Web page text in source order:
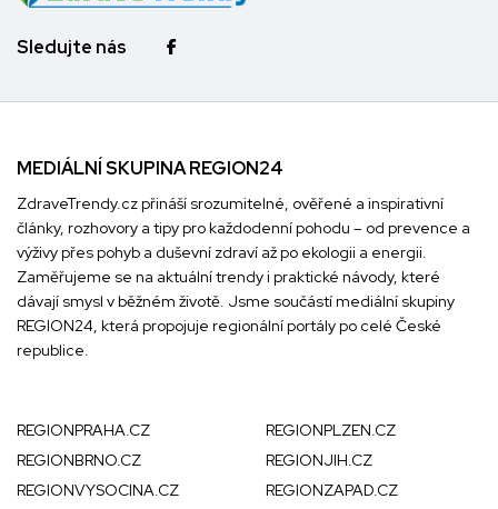
Sledujte nás
MEDIÁLNÍ SKUPINA REGION24
ZdraveTrendy.cz přináší srozumitelné, ověřené a inspirativní
články, rozhovory a tipy pro každodenní pohodu – od prevence a
výživy přes pohyb a duševní zdraví až po ekologii a energii.
Zaměřujeme se na aktuální trendy i praktické návody, které
dávají smysl v běžném životě. Jsme součástí mediální skupiny
REGION24, která propojuje regionální portály po celé České
republice.
REGIONPRAHA.CZ
REGIONPLZEN.CZ
REGIONBRNO.CZ
REGIONJIH.CZ
REGIONVYSOCINA.CZ
REGIONZAPAD.CZ